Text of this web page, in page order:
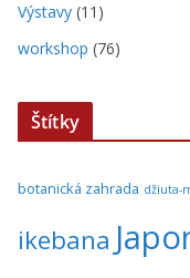
Výstavy (11)
workshop (76)
Štítky
botanická zahrada džiuta-
ikebana